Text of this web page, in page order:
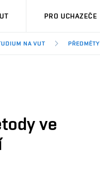
PRO UCHAZEČE
NA VUT PŘEDMĚTY
ve